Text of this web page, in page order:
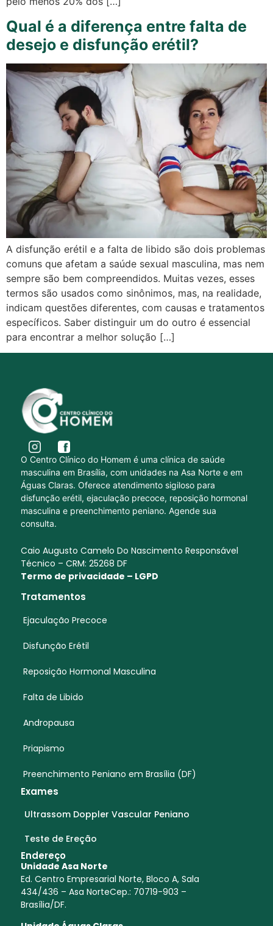
Qual é a diferença entre falta de
desejo e disfunção erétil?
A disfunção erétil e a falta de libido são dois problemas
comuns que afetam a saúde sexual masculina, mas nem
sempre são bem compreendidos. Muitas vezes, esses
termos são usados como sinônimos, mas, na realidade,
indicam questões diferentes, com causas e tratamentos
específicos. Saber distinguir um do outro é essencial
para encontrar a melhor solução […]
O Centro Clínico do Homem é uma clínica de saúde
masculina em Brasília, com unidades na Asa Norte e em
Águas Claras. Oferece atendimento sigiloso para
disfunção erétil, ejaculação precoce, reposição hormonal
masculina e preenchimento peniano. Agende sua
consulta.
Caio Augusto Camelo Do Nascimento Responsável
Técnico – CRM: 25268 DF
Termo de privacidade – LGPD
Tratamentos
Ejaculação Precoce
Disfunção Erétil
Reposição Hormonal Masculina
Falta de Libido
Andropausa
Priapismo
Preenchimento Peniano em Brasília (DF)
Exames
Ultrassom Doppler Vascular Peniano
Teste de Ereção
Endereço
Unidade Asa Norte
Ed. Centro Empresarial Norte, Bloco A, Sala
434/436 – Asa NorteCep.: 70719-903 –
Brasília/DF.